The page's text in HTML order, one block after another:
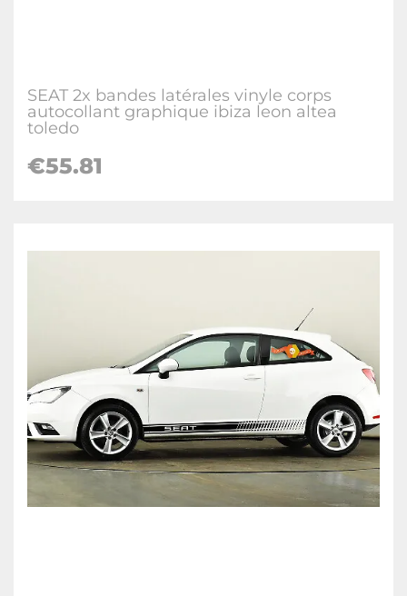
SEAT 2x bandes latérales vinyle corps
autocollant graphique ibiza leon altea
toledo
€55.81